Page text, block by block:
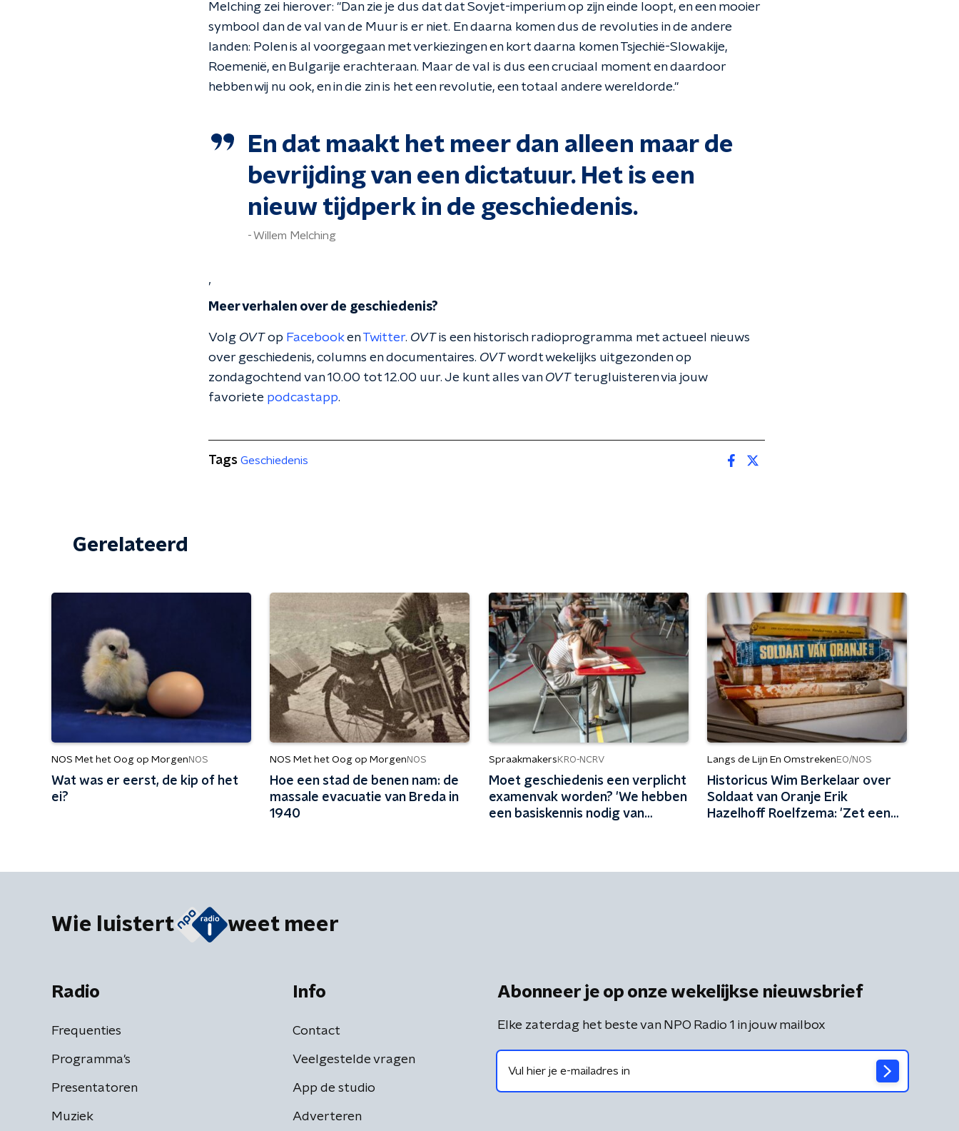
Melching zei hierover: "Dan zie je dus dat dat Sovjet-imperium op zijn einde loopt, en een mooier
symbool dan de val van de Muur is er niet. En daarna komen dus de revoluties in de andere
landen: Polen is al voorgegaan met verkiezingen en kort daarna komen Tsjechië-Slowakije,
Roemenië, en Bulgarije erachteraan. Maar de val is dus een cruciaal moment en daardoor
hebben wij nu ook, en in die zin is het een revolutie, een totaal andere wereldorde."
En dat maakt het meer dan alleen maar de
bevrijding van een dictatuur. Het is een
nieuw tijdperk in de geschiedenis.
Willem Melching
’
Meer verhalen over de geschiedenis?
Volg OVTop FacebookenTwitter. OVTis een historisch radioprogramma met actueel nieuws
over geschiedenis, columns en documentaires. OVTwordt wekelijks uitgezonden op
zondagochtend van 10.00 tot 12.00 uur. Je kunt alles van OVTterugluisteren via jouw
favoriete podcastapp.
Tags Geschiedenis
Gerelateerd
NOS Met het Oog op Morgen NOS
Wat was er eerst, de kip of het
ei?
NOS Met het Oog op Morgen NOS
Hoe een stad de benen nam: de
massale evacuatie van Breda in
1940
Spraakmakers KRO-NCRV
Moet geschiedenis een verplicht
examenvak worden? 'We hebben
een basiskennis nodig van
Langs de Lijn En Omstreken EO/NOS
Historicus Wim Berkelaar over
Soldaat van Oranje Erik
Hazelhoff Roelfzema: 'Zet een
Wie luistert weet meer
Radio
Frequenties
Programma's
Presentatoren
Muziek
Info
Contact
Veelgestelde vragen
App de studio
Adverteren
Abonneer je op onze wekelijkse nieuwsbrief
Elke zaterdag het beste van NPO Radio 1 in jouw mailbox